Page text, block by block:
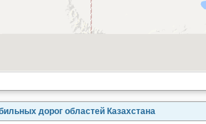
дорог областей Казахстана